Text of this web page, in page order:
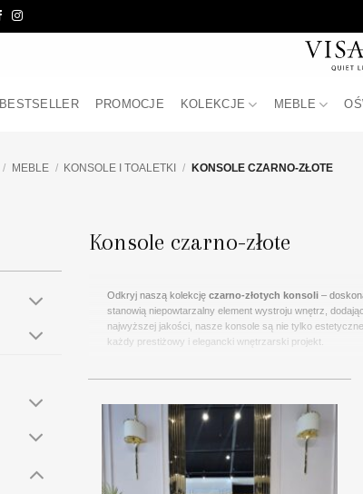
BESTSELLER PROMOCJE KOLEKCJE MEBLE
/ MEBLE / KONSOLE I TOALETKI / KONSOLE CZARNO-ZŁOTE
Konsole czarno-złote
Odkryj naszą kolekcję czarno-złotych konsoli–
stanowią niepowtarzalny element wystroju wnętrz,
najwyższej jakości, nasze konsole są nie tylko
każdy prestiżowy i elegancki wnętrzarski projekt.